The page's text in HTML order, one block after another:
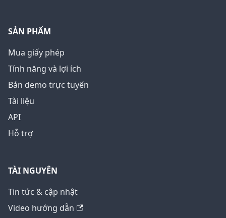
SẢN PHẨM
Mua giấy phép
Tính năng và lợi ích
Bản demo trực tuyến
Tài liệu
API
Hỗ trợ
TÀI NGUYÊN
Tin tức & cập nhật
Video hướng dẫn